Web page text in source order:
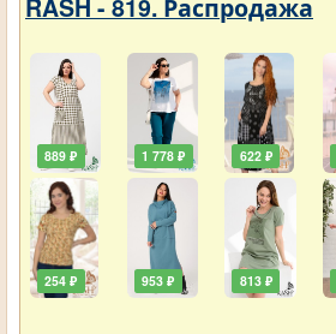
RASH - 819. Распродажа
889 ₽
254 ₽
1 778 ₽
953 ₽
622 ₽
813 ₽